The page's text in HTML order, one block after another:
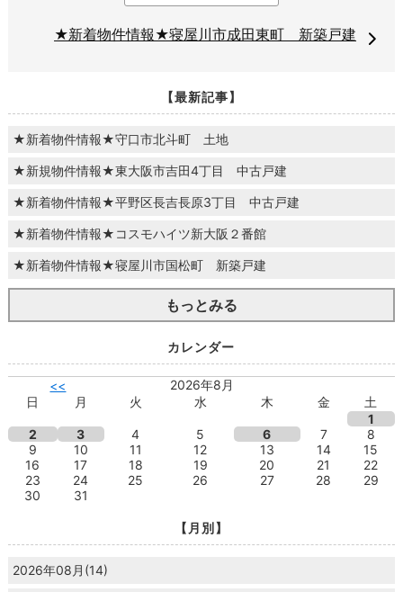
★新着物件情報★寝屋川市成田東町 新築戸建
【最新記事】
★新着物件情報★守口市北斗町 土地
★新規物件情報★東大阪市吉田4丁目 中古戸建
★新着物件情報★平野区長吉長原3丁目 中古戸建
★新着物件情報★コスモハイツ新大阪２番館
★新着物件情報★寝屋川市国松町 新築戸建
もっとみる
カレンダー
<<
2026年8月
日
月 火 水 木 金
土
1
2
3 4 5 6 7
8
9
10 11 12 13 14
15
16
17 18 19 20 21
22
23
24 25 26 27 28
29
30
31
【月別】
2026年08月(14)